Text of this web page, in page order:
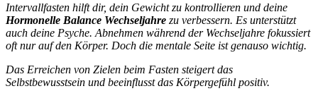
Intervallfasten hilft dir, dein Gewicht zu kontrollieren und deine
Hormonelle Balance Wechseljahre zu verbessern. Es unterstützt
auch deine Psyche. Abnehmen während der Wechseljahre fokussiert
oft nur auf den Körper. Doch die mentale Seite ist genauso wichtig.
Das Erreichen von Zielen beim Fasten steigert das
Selbstbewusstsein und beeinflusst das Körpergefühl positiv.